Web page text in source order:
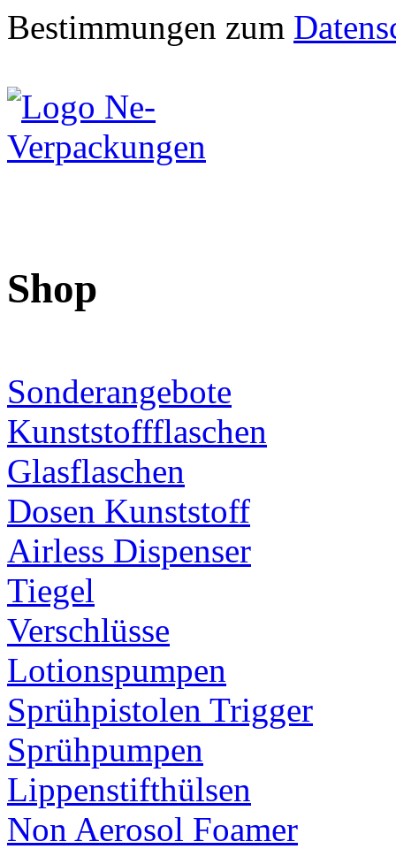
Bestimmungen zum
Shop
Sonderangebote
Kunststoffflaschen
Glasflaschen
Dosen Kunststoff
Airless Dispenser
Tiegel
Verschlüsse
Lotionspumpen
Sprühpistolen Trigger
Sprühpumpen
Lippenstifthülsen
Non Aerosol Foamer